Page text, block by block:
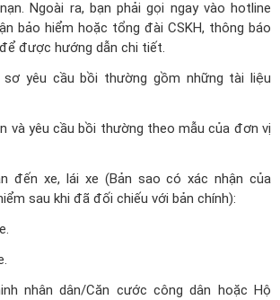
Ngoài ra, bạn phải gọi ngay vào hotline
bảo hiểm hoặc tổng đài CSKH, thông báo
được hướng dẫn chi tiết.
sơ yêu cầu bồi thường gồm những tài liệu
và yêu cầu bồi thường theo mẫu của đơn vị
đến xe, lái xe (Bản sao có xác nhận của
sau khi đã đối chiếu với bản chính):
nhân dân/Căn cước công dân hoặc Hộ